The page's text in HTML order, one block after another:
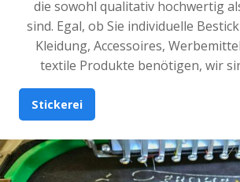
die sowohl qualitativ hochwertig
sind. Egal, ob Sie individuelle
Kleidung, Accessoires,
textile Produkte benötigen, wir
Stickerei